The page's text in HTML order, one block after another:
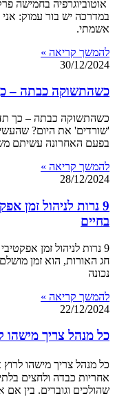
במדרכה יש בור עמוק: אני
אשמתי.
להמשך קריאה »
30/12/2024
כשהתשוקה כבתה –
כשהתשוקה כבתה – כך
'שורדים' את היום?
בפעם האחרונה עשיתם
להמשך קריאה »
28/12/2024
9 נרות לניהול זמן
בחיים
9 נרות לניהול זמן
חג האורות, הוא זמן
נכונה
להמשך קריאה »
22/12/2024
כל מנהל צריך מישהו
כל מנהל צריך מישהו לרוץ
אחריות כבדה ולחצים
שהולכים וגוברים. בין אם